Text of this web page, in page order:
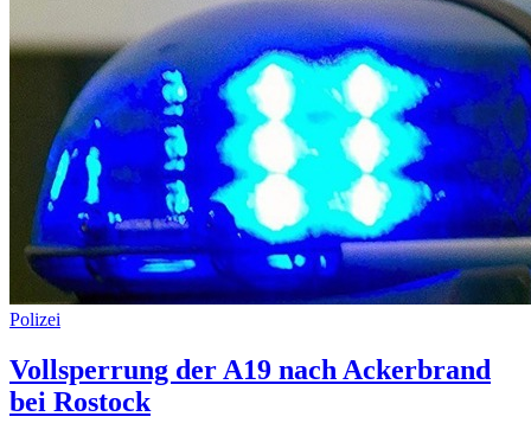
Polizei
Vollsperrung der A19 nach Ackerbrand
bei Rostock